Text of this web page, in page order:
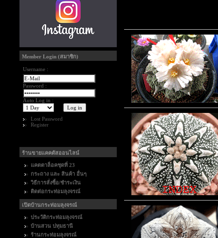
Member Login (สมาชิก)
Username :
Password :
Auto Log in :
Lost Password
Register
ร้านขายแคคตัสออนไลน์
แคตตาล็อคชุดที่ 23
กระถาง และ สินค้า อื่นๆ
วิธีการสั่งซื้อ/ชำระเงิน
ติดต่อกระท่อมลุงจรณ์
เปิดบ้านกระท่อมลุงจรณ์
ประวัติกระท่อมลุงจรณ์
บ้านสวน ปทุมธานี
ร้านกระท่อมลุงจรณ์